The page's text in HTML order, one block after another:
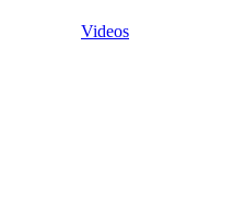
Videos